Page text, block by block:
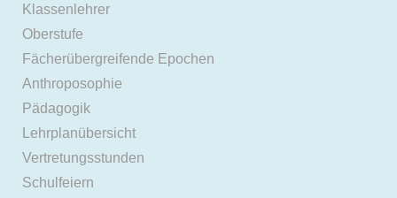
Klassenlehrer
Oberstufe
Fächerübergreifende Epochen
Anthroposophie
Pädagogik
Lehrplanübersicht
Vertretungsstunden
Schulfeiern